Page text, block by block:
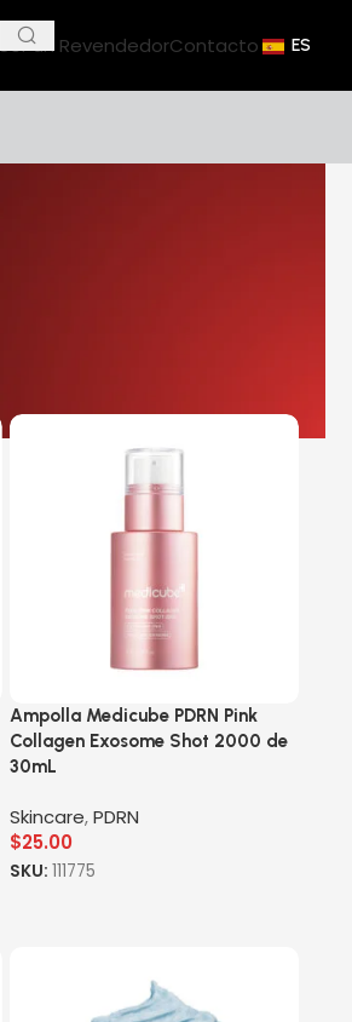
Ser un RevendedorContacto ES
Ampolla Medicube PDRN Pink
Collagen Exosome Shot 2000 de
30mL
Skincare, PDRN
$25.00
SKU: 111775